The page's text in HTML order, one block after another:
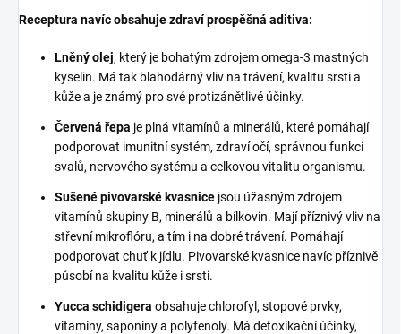
Receptura navíc obsahuje zdraví prospěšná aditiva:
Lněný olej, který je bohatým zdrojem omega-3 mastných
kyselin. Má tak blahodárný vliv na trávení, kvalitu srsti a
kůže a je známý pro své protizánětlivé účinky.
Červená řepa je plná vitamínů a minerálů, které pomáhají
podporovat imunitní systém, zdraví očí, správnou funkci
svalů, nervového systému a celkovou vitalitu organismu.
Sušené pivovarské kvasnice jsou úžasným zdrojem
vitamínů skupiny B, minerálů a bílkovin. Mají příznivý vliv na
střevní mikroflóru, a tím i na dobré trávení. Pomáhají
podporovat chuť k jídlu. Pivovarské kvasnice navíc příznivě
působí na kvalitu kůže i srsti.
Yucca schidigera obsahuje chlorofyl, stopové prvky,
vitaminy, saponiny a polyfenoly. Má detoxikační účinky,